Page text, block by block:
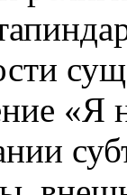
«Я